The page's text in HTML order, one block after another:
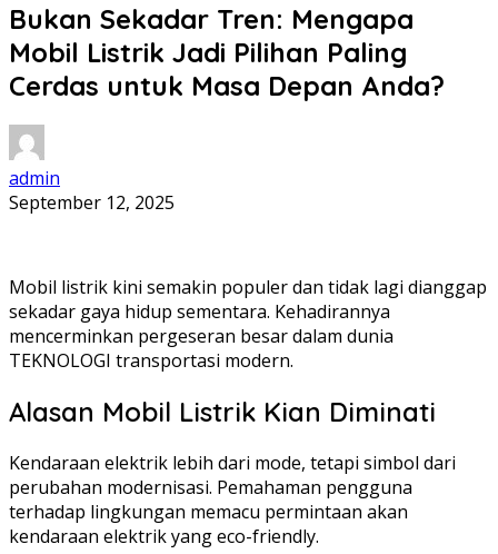
Bukan Sekadar Tren: Mengapa
Mobil Listrik Jadi Pilihan Paling
Cerdas untuk Masa Depan Anda?
admin
September 12, 2025
Mobil listrik kini semakin populer dan tidak lagi dianggap
sekadar gaya hidup sementara. Kehadirannya
mencerminkan pergeseran besar dalam dunia
TEKNOLOGI transportasi modern.
Alasan Mobil Listrik Kian Diminati
Kendaraan elektrik lebih dari mode, tetapi simbol dari
perubahan modernisasi. Pemahaman pengguna
terhadap lingkungan memacu permintaan akan
kendaraan elektrik yang eco-friendly.